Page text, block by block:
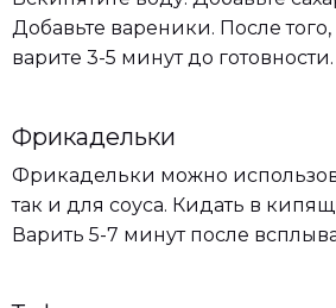
Добавьте вареники. После
варите 3-5 минут до готовности.
Фрикадельки
Фрикадельки можно
так и для соуса. Кидать в
Варить 5-7 минут после